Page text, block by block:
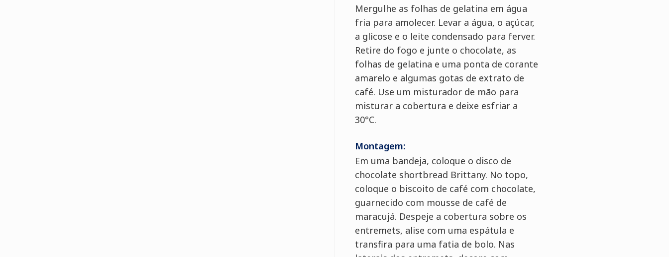
Mergulhe as folhas de gelatina em água
fria para amolecer. Levar a água, o açúcar,
a glicose e o leite condensado para ferver.
Retire do fogo e junte o chocolate, as
folhas de gelatina e uma ponta de corante
amarelo e algumas gotas de extrato de
café. Use um misturador de mão para
misturar a cobertura e deixe esfriar a
30°C.
Montagem:
Em uma bandeja, coloque o disco de
chocolate shortbread Brittany. No topo,
coloque o biscoito de café com chocolate,
guarnecido com mousse de café de
maracujá. Despeje a cobertura sobre os
entremets, alise com uma espátula e
transfira para uma fatia de bolo. Nas